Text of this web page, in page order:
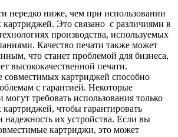
нередко ниже, чем при использовании
Это связано с различиями в
производства, используемых
Качество печати также может
что станет проблемой для бизнеса,
высококачественной печати.
совместимых картриджей способно
с гарантией. Некоторые
могут требовать использования только
чтобы гарантировать
надежность их устройства. Если вы
картриджи, это может